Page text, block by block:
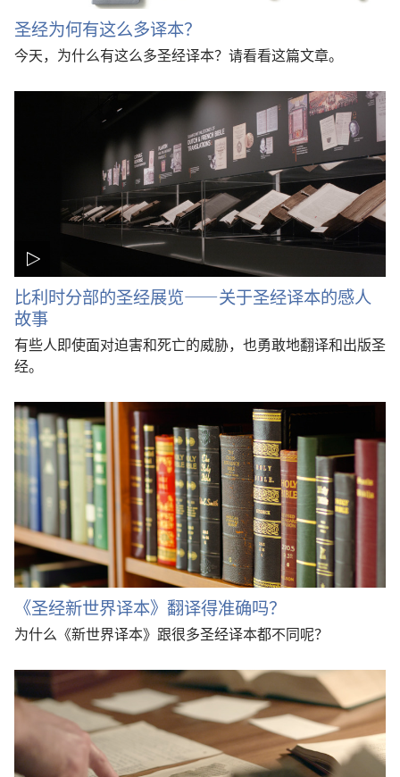
圣经为何有这么多译本？
今天，为什么有这么多圣经译本？请看看这篇文章。
比利时分部的圣经展览——关于圣经译本的感人
故事
有些人即使面对迫害和死亡的威胁，也勇敢地翻译和出版圣
经。
《圣经新世界译本》翻译得准确吗？
为什么《新世界译本》跟很多圣经译本都不同呢？